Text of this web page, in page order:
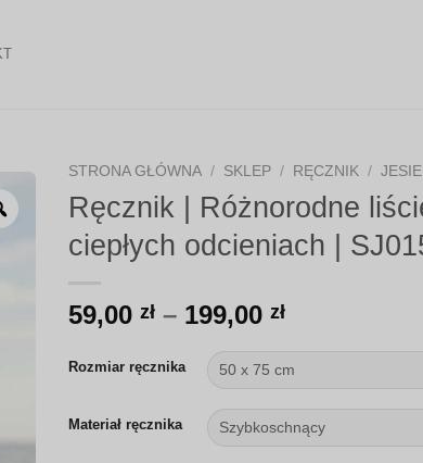
Zoom
STRONA GŁÓWNA / SKLEP / RĘCZNIK /
Ręcznik | Różnorodne
ciepłych odcieniach |
59,00 zł – 199,00 złZakres
od
59,00 zł
do
199,00 zł
Rozmiar ręcznika
Materiał ręcznika